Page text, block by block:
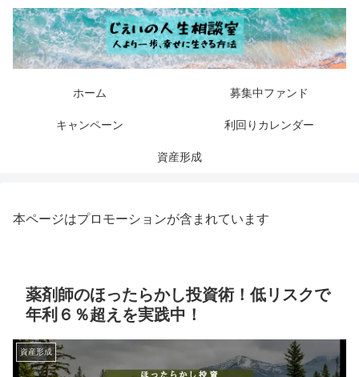
ホーム 募集中ファンド
キャンペーン 利回りカレンダー
資産形成
本ページはプロモーションが含まれています
薬剤師のほったらかし投資術！低リスクで
年利６％超えを実践中！
資産形成